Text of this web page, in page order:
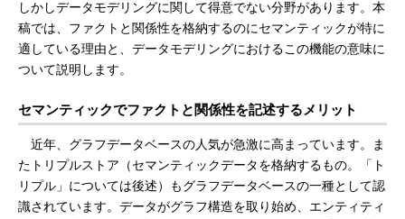
しかしデータモデリングに関して得意でない分野があります。本
稿では、ファクトと関係性を格納するのにセマンティックが特に
適している理由と、データモデリングにおけるこの機能の意味に
ついて説明します。
セマンティックでファクトと関係性を記述するメリット
近年、グラフデータベースの人気が急激に高まっています。ま
たトリプルストア（セマンティックデータを格納するもの。「ト
リプル」については後述）もグラフデータベースの一種として認
識されています。データがグラフ構造を取り始め、エンティティ